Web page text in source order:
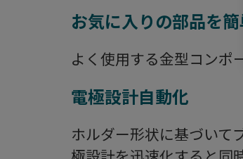
お気に入りの部品を
よく使用する金型コンポ
電極設計自動化
ホルダー形状に基づいて